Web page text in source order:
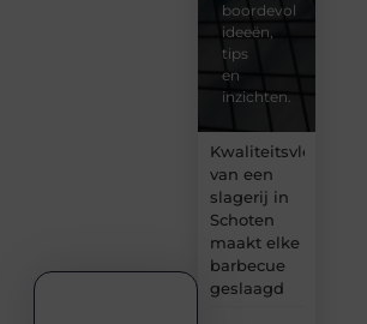
boordevol
ideeën,
tips
en
inzichten.
Kwaliteitsvlees
van een
slagerij in
Schoten
maakt elke
barbecue
geslaagd